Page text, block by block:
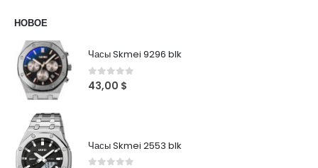
НОВОЕ
Часы Skmei 9296 blk
0 out of 5
43,00 $
Часы Skmei 2553 blk